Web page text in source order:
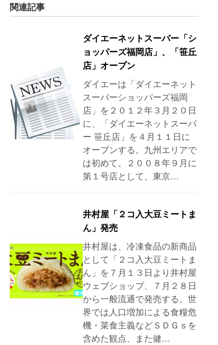
関連記事
ダイエーネットスーパー「シ
ョッパーズ福岡店」、「笹丘
店」オープン
ダイエーは「ダイエーネット
スーパーショッパーズ福岡
店」を２０１２年３月２０日
に、「ダイエーネットスーパ
ー 笹丘店」を４月１１日に
オープンする。九州エリアで
は初めて。２００８年９月に
第１号店として、東京…
井村屋「２コ入大豆ミートま
ん」発売
井村屋は、冷凍食品の新商品
として「２コ入大豆ミートま
ん」を７月１３日より井村屋
ウェブショップ、７月２８日
から一般流通で発売する。世
界では人口増加による食糧危
機・菜食主義などＳＤＧｓを
含めた観点、また健…